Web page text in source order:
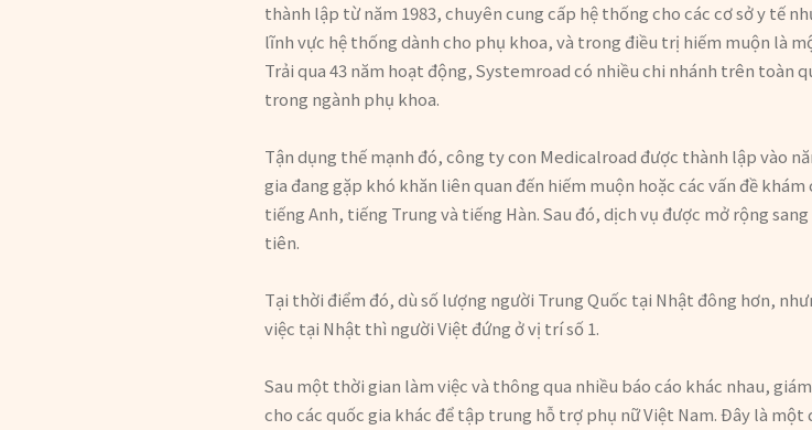
thành lập từ năm 1983, chuyên cung cấp hệ thống cho các cơ sở y tế
lĩnh vực hệ thống dành cho phụ khoa, và trong điều trị hiếm muộn là
Trải qua 43 năm hoạt động, Systemroad có nhiều chi nhánh trên toàn
trong ngành phụ khoa.
Tận dụng thế mạnh đó, công ty con Medicalroad được thành lập vào
gia đang gặp khó khăn liên quan đến hiếm muộn hoặc các vấn đề
tiếng Anh, tiếng Trung và tiếng Hàn. Sau đó, dịch vụ được mở rộng
tiên.
Tại thời điểm đó, dù số lượng người Trung Quốc tại Nhật đông hơn,
việc tại Nhật thì người Việt đứng ở vị trí số 1.
Sau một thời gian làm việc và thông qua nhiều báo cáo khác nhau,
cho các quốc gia khác để tập trung hỗ trợ phụ nữ Việt Nam. Đây là